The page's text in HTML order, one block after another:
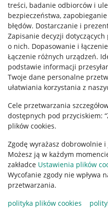
treści, badanie odbiorców i
bezpieczeństwa,
błędów. Dostarczanie i
Zapisanie decyzji
o nich. Dopasowanie i
Łączenie różnych urządzeń.
podstawie informacji
Twoje dane personalne
ułatwiania korzystania z
Cele przetwarzania
dostępnych pod przyciskiem:
plików cookies.
Zgodę wyrażasz dobrowolnie
Możesz ją w każdym
zakładce Ustawienia plików
Wycofanie zgody nie wpływa
przetwarzania.
polityka plików cookies
Mapa miejscowości
Informacje prawne
Regulamin
Polityka plików "cookies"
Ustawienia plików "cookies"
Udostępnianie lokalizacji
Informacje dla Aktu o
Pobierz aplikację